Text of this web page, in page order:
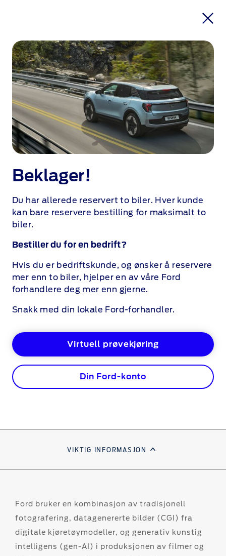
Beklager!
Du har allerede reservert to biler. Hver kunde
kan bare reservere bestilling for maksimalt to
biler.
Bestiller du for en bedrift?
Hvis du er bedriftskunde, og ønsker å reservere
mer enn to biler, hjelper en av våre Ford
forhandlere deg mer enn gjerne.
Snakk med din lokale Ford-forhandler.
Virtuell prøvekjøring
Din Ford-konto
VIKTIG INFORMASJON
Ford bruker en kombinasjon av tradisjonell
fotografering, datagenererte bilder (CGI) fra
digitale kjøretøymodeller, og generativ kunstig
intelligens (gen-AI) i produksjonen av filmer og